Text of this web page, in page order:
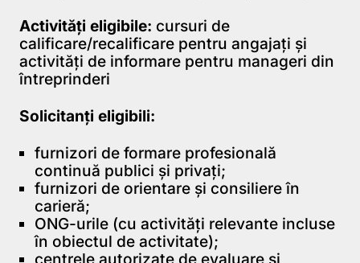
Activități eligibile: cursuri de
calificare/recalificare pentru angajați și
activități de informare pentru manageri din
întreprinderi
Solicitanți eligibili:
furnizori de formare profesională
continuă publici și privați;
furnizori de orientare și consiliere în
carieră;
ONG-urile (cu activităţi relevante incluse
în obiectul de activitate);
centrele autorizate de evaluare și